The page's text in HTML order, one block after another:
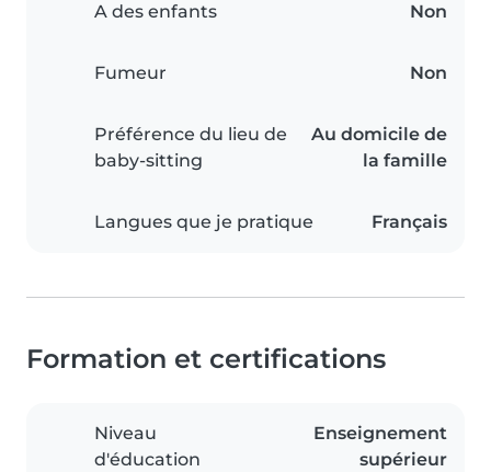
A des enfants Non
Fumeur Non
Préférence du lieu de
baby-sitting
Au domicile de
la famille
Langues que je pratique Français
Formation et certifications
Niveau
d'éducation
Enseignement
supérieur